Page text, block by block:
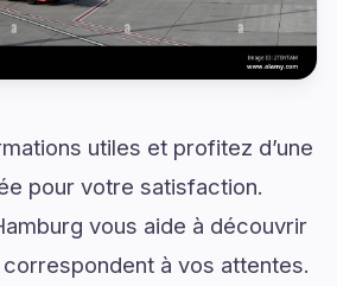
utiles et profitez d’une
pour votre satisfaction.
vous aide à découvrir
à vos attentes.